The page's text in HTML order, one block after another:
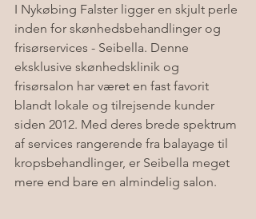
I Nykøbing Falster ligger en skjult perle
inden for skønhedsbehandlinger og
frisørservices - Seibella. Denne
eksklusive skønhedsklinik og
frisørsalon har været en fast favorit
blandt lokale og tilrejsende kunder
siden 2012. Med deres brede spektrum
af services rangerende fra balayage til
kropsbehandlinger, er Seibella meget
mere end bare en almindelig salon.